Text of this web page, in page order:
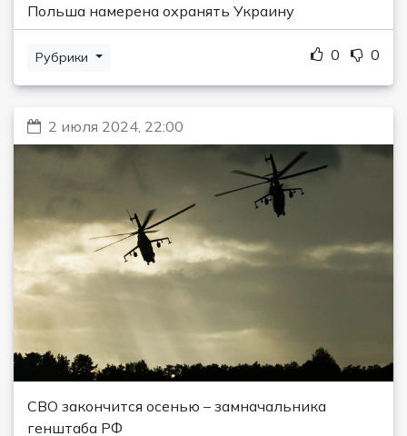
Польша намерена охранять Украину
Рубрики 0 0
2 июля 2024, 22:00
СВО закончится осенью – замначальника
генштаба РФ